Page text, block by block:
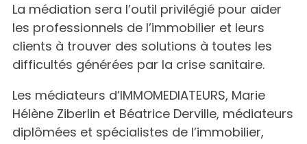
La médiation sera l’outil privilégié pour aider
les professionnels de l’immobilier et leurs
clients à trouver des solutions à toutes les
difficultés générées par la crise sanitaire.
Les médiateurs d’IMMOMEDIATEURS, Marie
Hélène Ziberlin et Béatrice Derville, médiateurs
diplômées et spécialistes de l’immobilier,